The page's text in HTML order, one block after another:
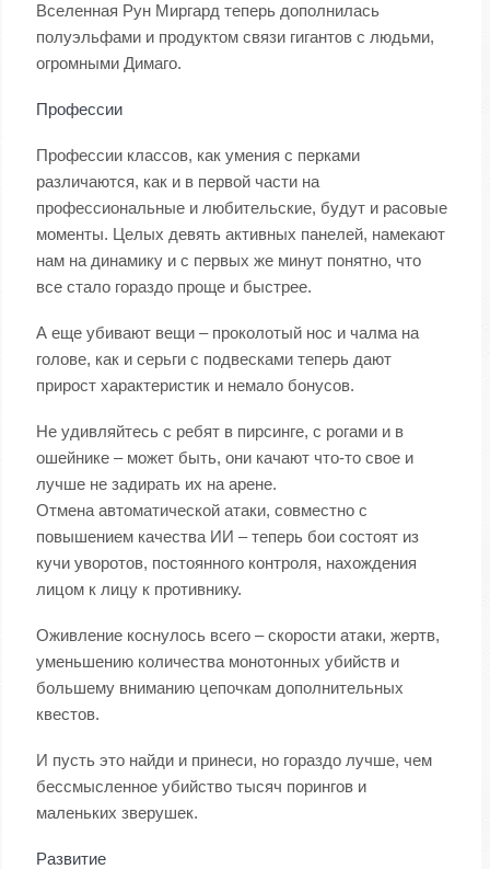
Вселенная Рун Миргард теперь дополнилась
полуэльфами и продуктом связи гигантов с людьми,
огромными Димаго.
Профессии
Профессии классов, как умения с перками
различаются, как и в первой части на
профессиональные и любительские, будут и расовые
моменты. Целых девять активных панелей, намекают
нам на динамику и с первых же минут понятно, что
все стало гораздо проще и быстрее.
А еще убивают вещи – проколотый нос и чалма на
голове, как и серьги с подвесками теперь дают
прирост характеристик и немало бонусов.
Не удивляйтесь с ребят в пирсинге, с рогами и в
ошейнике – может быть, они качают что-то свое и
лучше не задирать их на арене.
Отмена автоматической атаки, совместно с
повышением качества ИИ – теперь бои состоят из
кучи уворотов, постоянного контроля, нахождения
лицом к лицу к противнику.
Оживление коснулось всего – скорости атаки, жертв,
уменьшению количества монотонных убийств и
большему вниманию цепочкам дополнительных
квестов.
И пусть это найди и принеси, но гораздо лучше, чем
бессмысленное убийство тысяч порингов и
маленьких зверушек.
Развитие